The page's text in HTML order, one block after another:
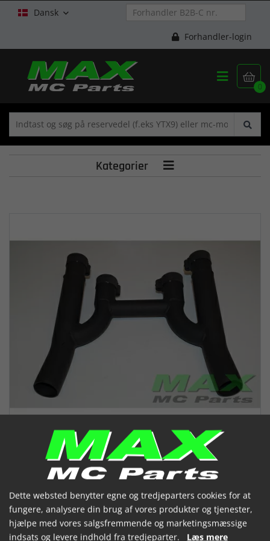
Dansk 
Forhandler-login

0

Kategorier 
SITO Mellempotte GSX550 EF
GSX550 ES
Dette websted benytter egne og tredjeparters cookies for at
fungere, analysere din brug af vores produkter og tjenester,
hjælpe med vores salgsfremmende og marketingsmæssige
indsats og levere indhold fra tredjeparter. Læs mere